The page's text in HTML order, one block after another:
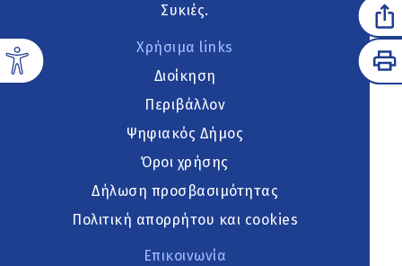
Συκιές.
Χρήσιμα links
Διοίκηση
Περιβάλλον
Ψηφιακός Δήμος
Όροι χρήσης
Δήλωση προσβασιμότητας
Πολιτική απορρήτου και cookies
Επικοινωνία